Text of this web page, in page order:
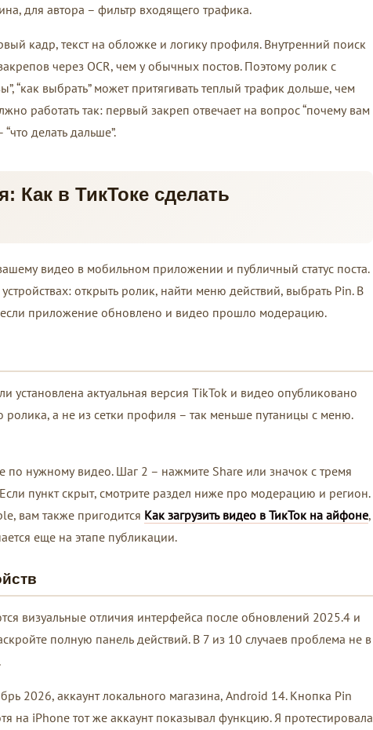
для автора – фильтр входящего трафика.
кадр, текст на обложке и логику профиля. Внутренний поиск
через OCR, чем у обычных постов. Поэтому ролик с
“как выбрать” может притягивать теплый трафик дольше, чем
работать так: первый закреп отвечает на вопрос “почему вам
“что делать дальше”.
Как в ТикТоке сделать
видео в мобильном приложении и публичный статус поста.
открыть ролик, найти меню действий, выбрать Pin. В
приложение обновлено и видео прошло модерацию.
установлена актуальная версия TikTok и видео опубликовано
ролика, а не из сетки профиля – так меньше путаницы с меню.
по нужному видео. Шаг 2 – нажмите Share или значок с тремя
пункт скрыт, смотрите раздел ниже про модерацию и регион.
вам также пригодится Как загрузить видео в ТикТок на айфоне,
еще на этапе публикации.
визуальные отличия интерфейса после обновлений 2025.4 и
полную панель действий. В 7 из 10 случаев проблема не в
2026, аккаунт локального магазина, Android 14. Кнопка Pin
на iPhone тот же аккаунт показывал функцию. Я протестировала